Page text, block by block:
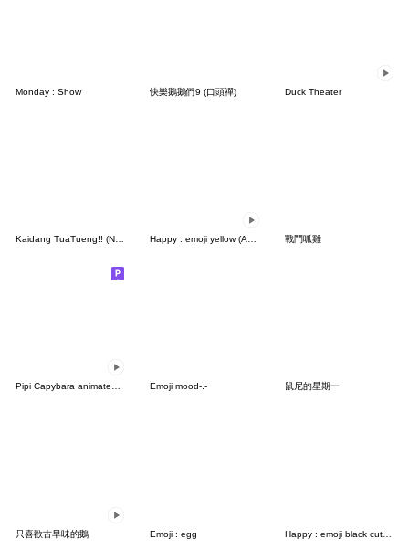
Monday : Show 快樂鵝鵝們9 (口頭禪) Duck Theater
戰鬥呱雞
Pipi Capybara animated 2 Emoji mood-.- 鼠尼的星期一
只喜歡古早味的鵝 Emoji : egg Happy : emoji black cute><